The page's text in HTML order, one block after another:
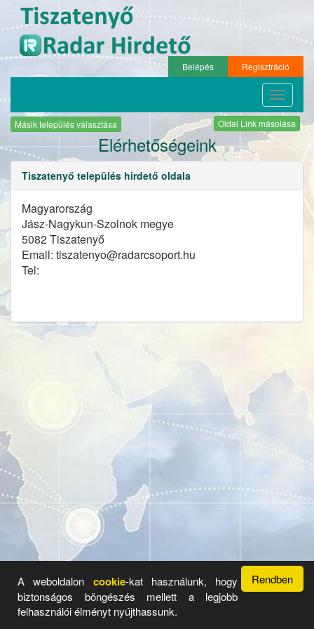
Belépés Regisztráció
Toggle
Másik település választása Oldal Link másolása
Elérhetőségeink
Tiszatenyő település hirdető oldala
Magyarország
Jász-Nagykun-Szolnok megye
5082 Tiszatenyő
Email: tiszatenyo@radarcsoport.hu
Tel:
Üzemeltető: Radar Hirdető Rendszer 2017 - 2026 ©
Önnek is saját aloldala.
Rendben
A weboldalon cookie-kat használunk, hogy
biztonságos böngészés mellett a legjobb
felhasználói élményt nyújthassunk.